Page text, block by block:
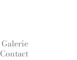
Galerie
Contact